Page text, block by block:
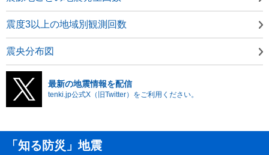
震度3以上の地域別観測回数
震央分布図
最新の地震情報を配信
tenki.jp公式X（旧Twitter）をご利用ください。
「知る防災」地震